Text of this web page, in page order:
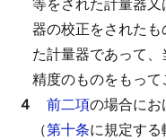
器の校正をされた
た計量器であって
精度のものをもって
４ 前二項の場合に
（第十条に規定す